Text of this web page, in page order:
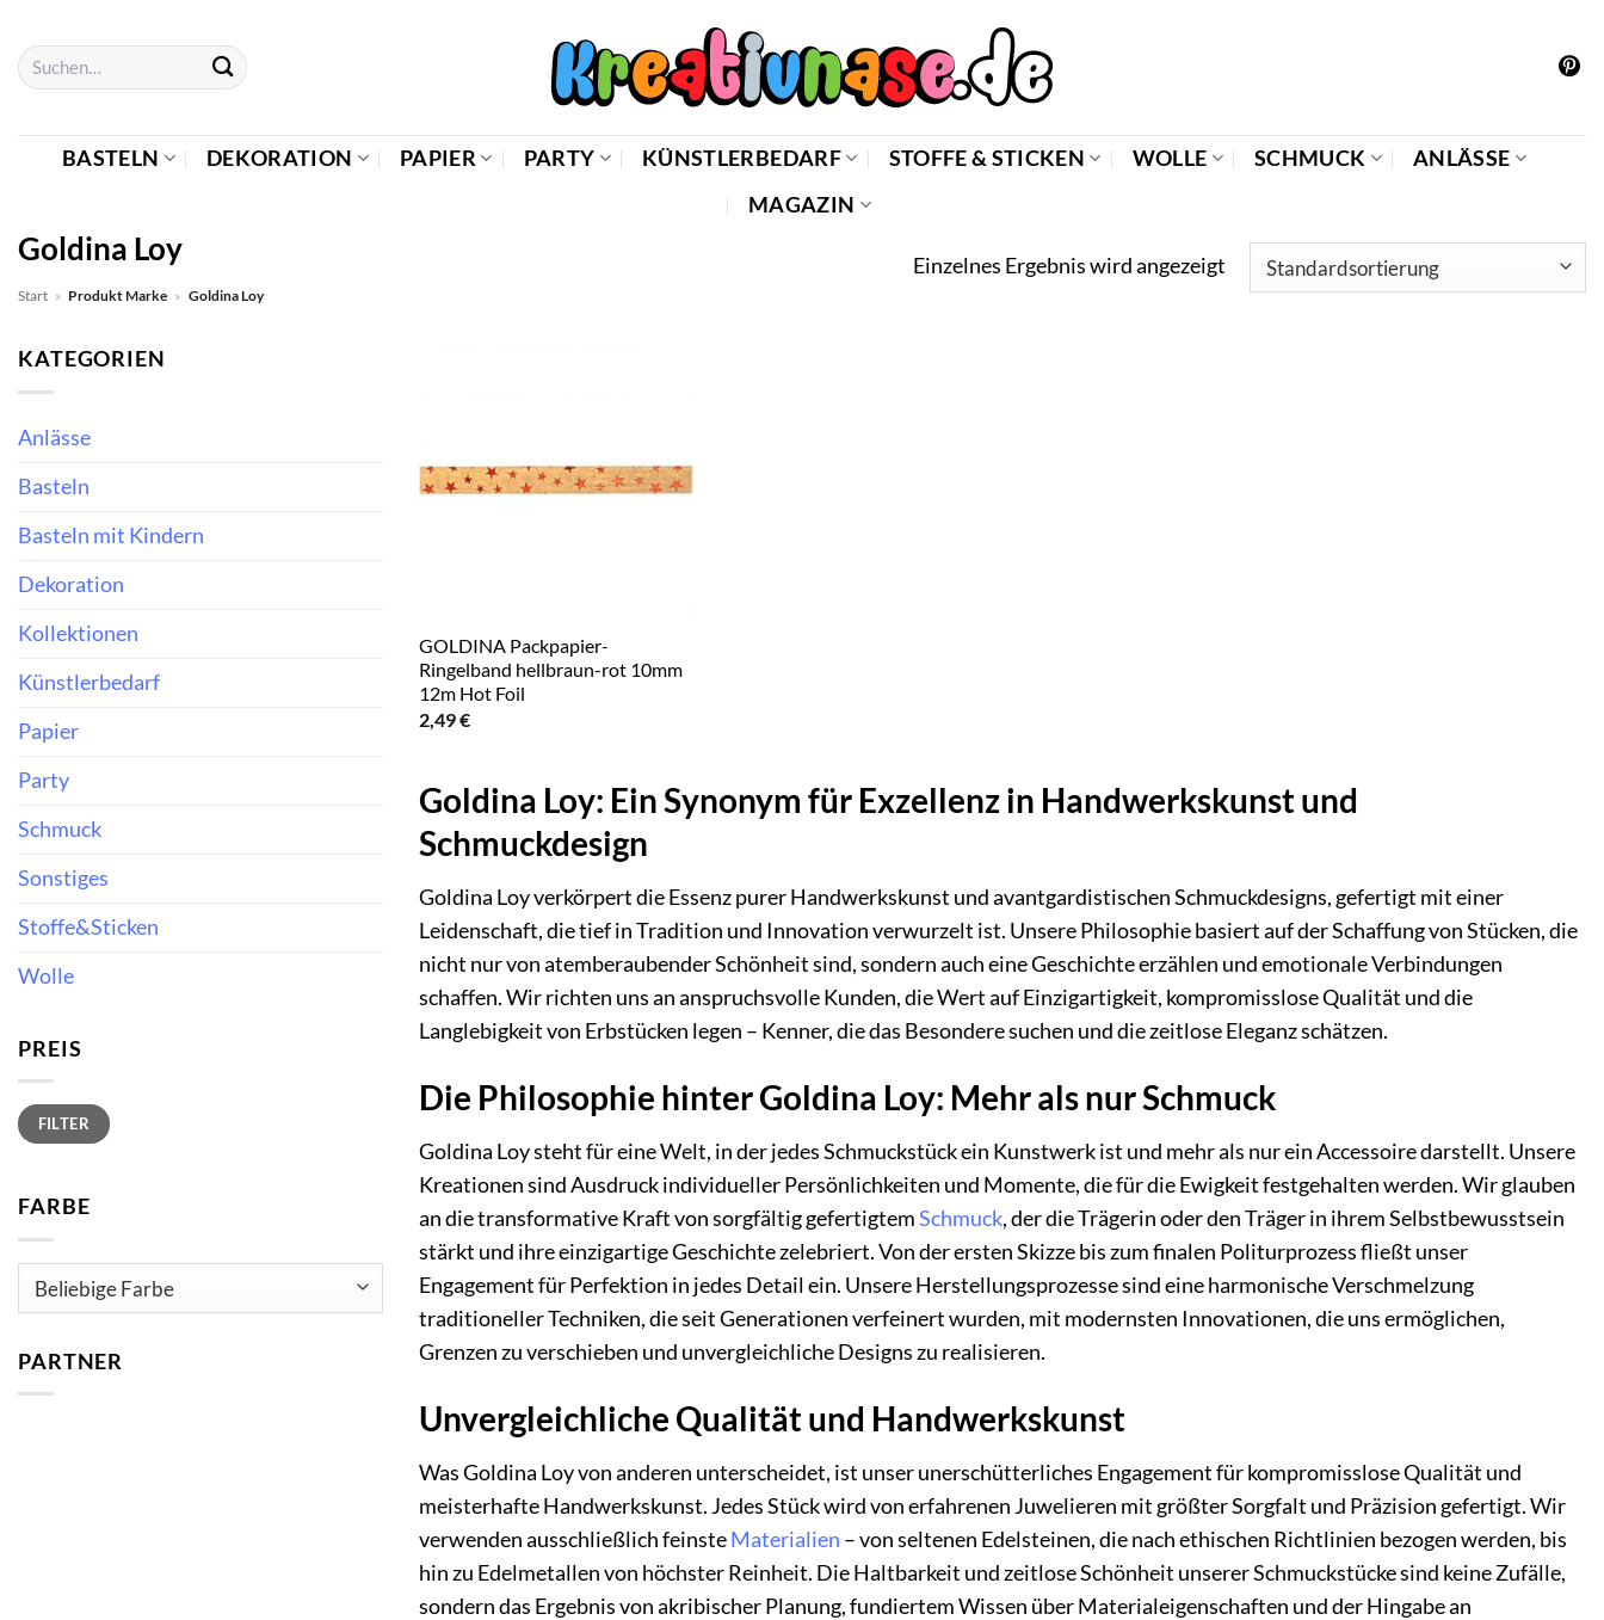
Inhalt
springen
Suchen
nach:
BASTELN DEKORATION PAPIER PARTY KÜNSTLERBEDARF STOFFE & STICKEN WOLLE SCHMUCK
ANLÄSSE
MAGAZIN
Goldina Loy
Start » Produkt Marke » Goldina Loy
Einzelnes Ergebnis wird angezeigt
KATEGORIEN
Anlässe
Basteln
Basteln mit Kindern
Dekoration
Kollektionen
Künstlerbedarf
Papier
Party
Schmuck
Sonstiges
Stoffe&Sticken
Wolle
PREIS
Min.
Preis
Max.
PreisFILTER
FARBE
PARTNER
GOLDINA Packpapier-
Ringelband hellbraun-rot 10mm
12m Hot Foil
2,49€
Goldina Loy: Ein Synonym für Exzellenz in Handwerkskunst und
Schmuckdesign
Goldina Loy verkörpert die Essenz purer Handwerkskunst und avantgardistischen Schmuckdesigns, gefertigt mit einer
Leidenschaft, die tief in Tradition und Innovation verwurzelt ist. Unsere Philosophie basiert auf der Schaffung von Stücken, die
nicht nur von atemberaubender Schönheit sind, sondern auch eine Geschichte erzählen und emotionale Verbindungen
schaffen. Wir richten uns an anspruchsvolle Kunden, die Wert auf Einzigartigkeit, kompromisslose Qualität und die
Langlebigkeit von Erbstücken legen – Kenner, die das Besondere suchen und die zeitlose Eleganz schätzen.
Die Philosophie hinter Goldina Loy: Mehr als nur Schmuck
Goldina Loy steht für eine Welt, in der jedes Schmuckstück ein Kunstwerk ist und mehr als nur ein Accessoire darstellt. Unsere
Kreationen sind Ausdruck individueller Persönlichkeiten und Momente, die für die Ewigkeit festgehalten werden. Wir glauben
an die transformative Kraft von sorgfältig gefertigtemSchmuck, der die Trägerin oder den Träger in ihrem Selbstbewusstsein
stärkt und ihre einzigartige Geschichte zelebriert. Von der ersten Skizze bis zum finalen Politurprozess fließt unser
Engagement für Perfektion in jedes Detail ein. Unsere Herstellungsprozesse sind eine harmonische Verschmelzung
traditioneller Techniken, die seit Generationen verfeinert wurden, mit modernsten Innovationen, die uns ermöglichen,
Grenzen zu verschieben und unvergleichliche Designs zu realisieren.
Unvergleichliche Qualität und Handwerkskunst
Was Goldina Loy von anderen unterscheidet, ist unser unerschütterliches Engagement für kompromisslose Qualität und
meisterhafte Handwerkskunst. Jedes Stück wird von erfahrenen Juwelieren mit größter Sorgfalt und Präzision gefertigt. Wir
verwenden ausschließlich feinsteMaterialien – von seltenen Edelsteinen, die nach ethischen Richtlinien bezogen werden, bis
hin zu Edelmetallen von höchster Reinheit. Die Haltbarkeit und zeitlose Schönheit unserer Schmuckstücke sind keine Zufälle,
sondern das Ergebnis von akribischer Planung, fundiertem Wissen über Materialeigenschaften und der Hingabe an